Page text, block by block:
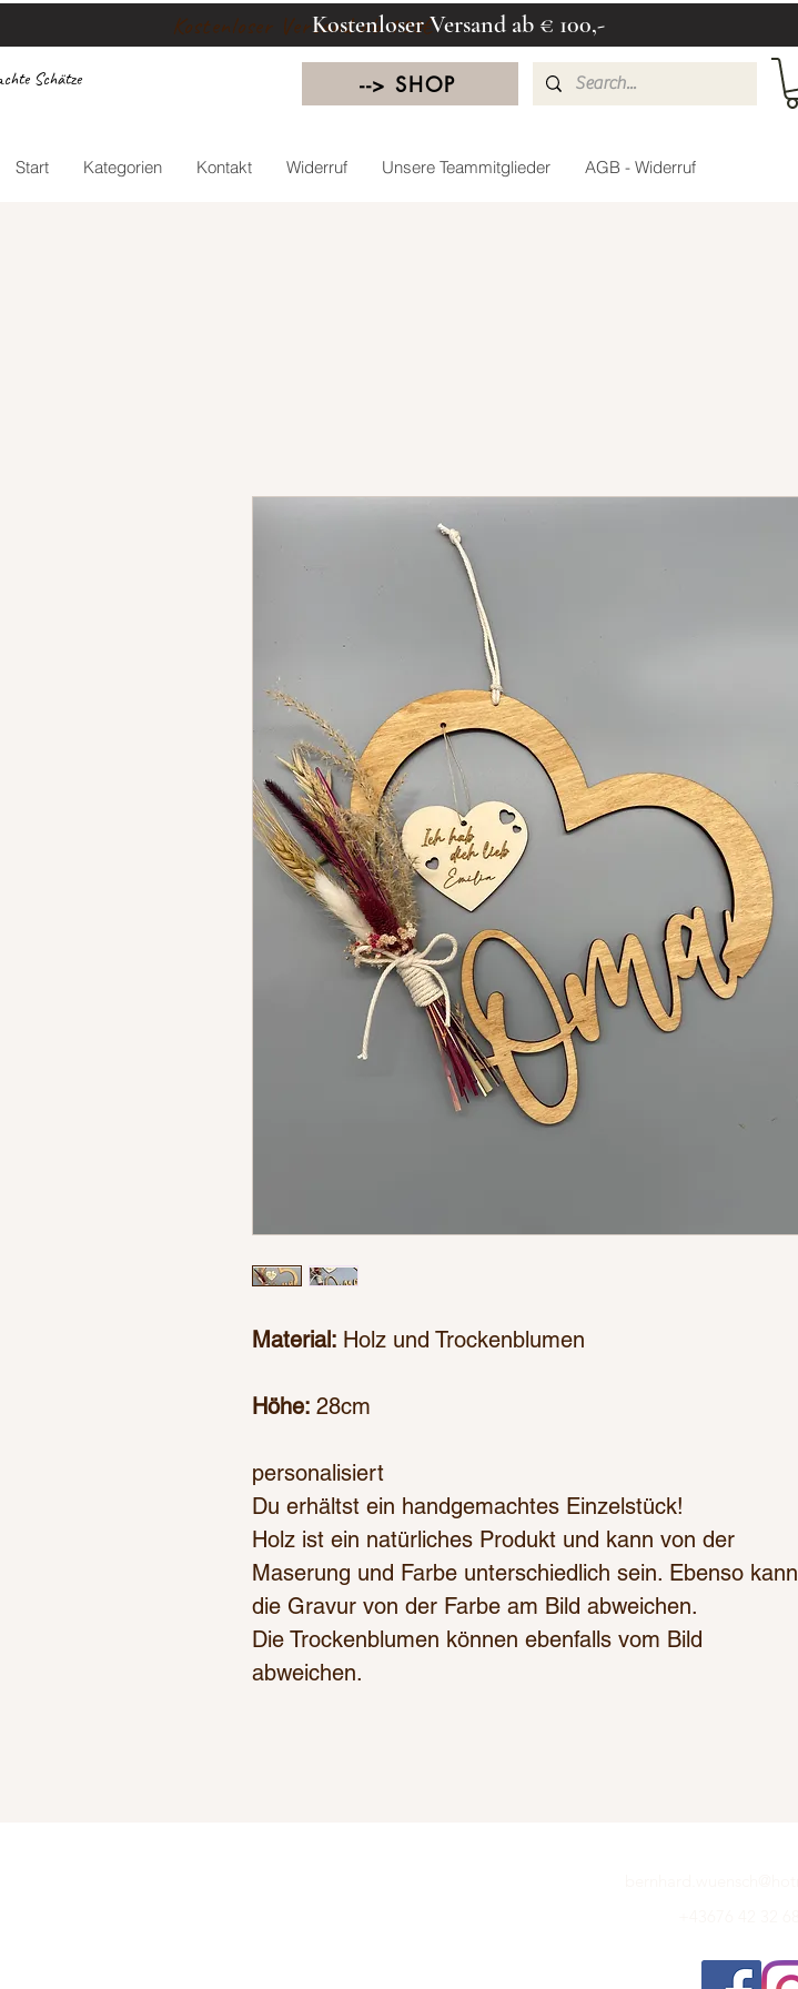
Kostenloser Versand ab 100€Kostenloser Versand ab € 100,-
Schätze
Start Kategorien Kontakt Widerruf Unsere Teammitglieder AGB - Widerruf
--> SHOP
Material: Holz und Trockenblumen
Höhe: 28cm
personalisiert
Du erhältst ein handgemachtes Einzelstück!
Holz ist ein natürliches Produkt und kann von der
Maserung und Farbe unterschiedlich sein. Ebenso kann
die Gravur von der Farbe am Bild abweichen.
Die Trockenblumen können ebenfalls vom Bild
abweichen.